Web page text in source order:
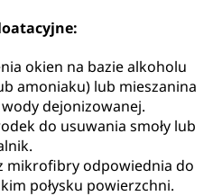
okien na bazie alkoholu
amoniaku) lub mieszanina
dejonizowanej.
do usuwania smoły lub
mikrofibry odpowiednia do
połysku powierzchni.